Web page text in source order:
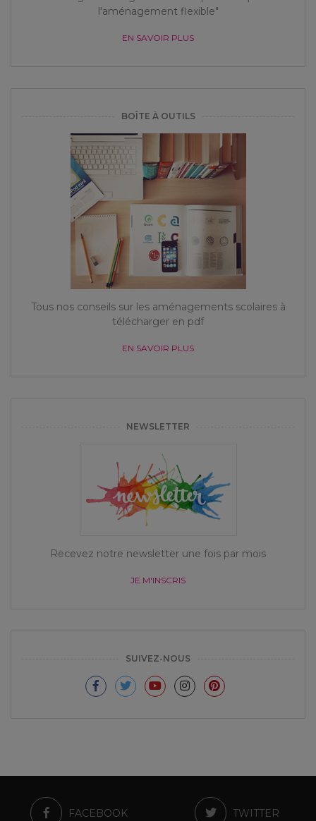
l'aménagement flexible"
EN SAVOIR PLUS
BOÎTE À OUTILS
Tous nos conseils sur les aménagements scolaires à
télécharger en pdf
EN SAVOIR PLUS
NEWSLETTER
Recevez notre newsletter une fois par mois
JE M'INSCRIS
SUIVEZ-NOUS
FACEBOOK TWITTER